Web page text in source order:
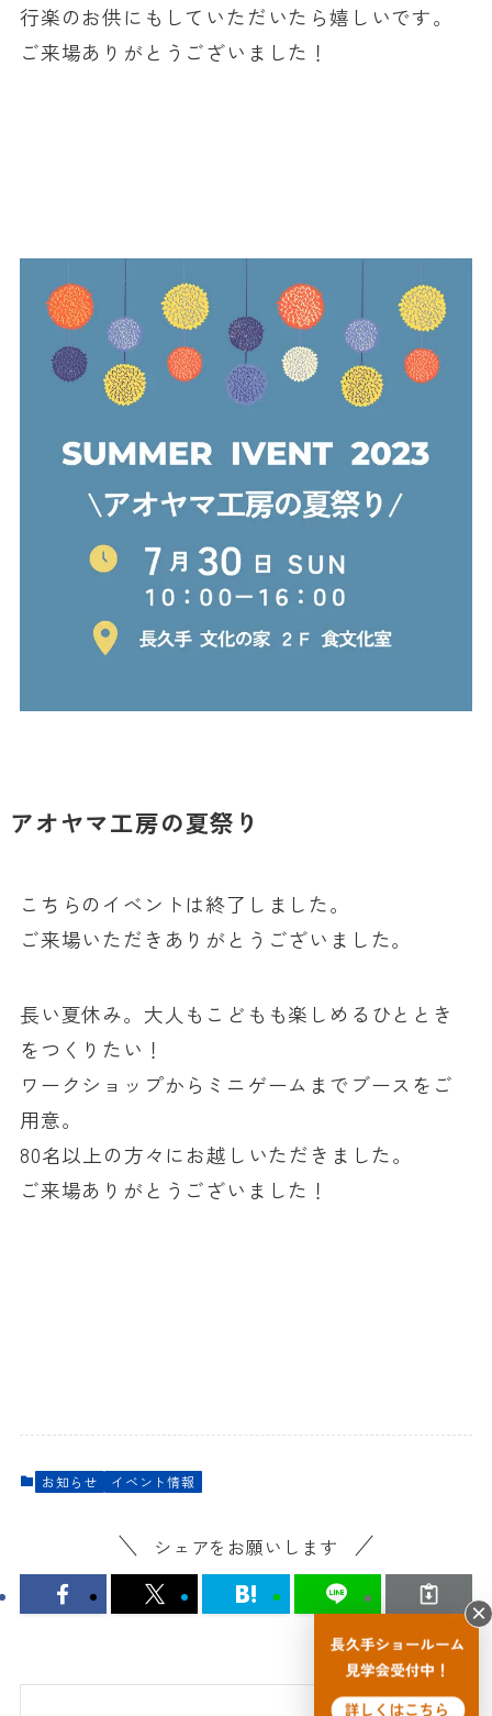
行楽のお供にもしていただいたら嬉しいです。
ご来場ありがとうございました！
アオヤマ工房の夏祭り
こちらのイベントは終了しました。
ご来場いただきありがとうございました。
長い夏休み。大人もこどもも楽しめるひととき
をつくりたい！
ワークショップからミニゲームまでブースをご
用意。
80名以上の方々にお越しいただきました。
ご来場ありがとうございました！
お知らせ イベント情報
シェアをお願いします
検索